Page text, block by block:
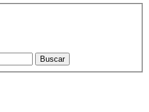
Buscar